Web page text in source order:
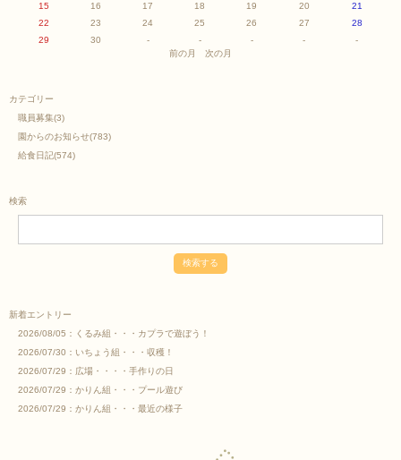
15
16 17 18 19 20
21
22
23 24 25 26 27
28
29
30 - - - -
-
前の月
次の月
カテゴリー
職員募集(3)
園からのお知らせ(783)
給食日記(574)
検索
新着エントリー
2026/08/05： くるみ組・・・カプラで遊ぼう！
2026/07/30： いちょう組・・・収穫！
2026/07/29： 広場・・・・手作りの日
2026/07/29： かりん組・・・プール遊び
2026/07/29： かりん組・・・最近の様子